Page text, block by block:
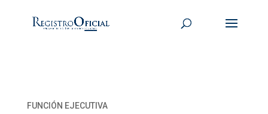
FUNCIÓN EJECUTIVA